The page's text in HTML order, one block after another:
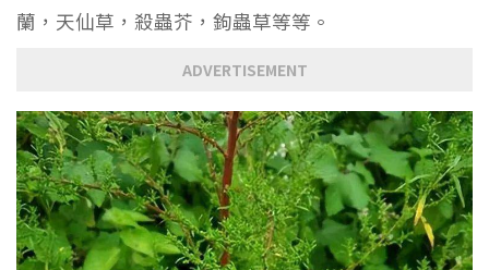
蘭，天仙草，殺蟲芥，鉤蟲草等等。
ADVERTISEMENT